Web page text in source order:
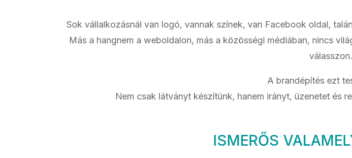
Sok vállalkozásnál van logó, vannak színek, van Facebook oldal,
Más a hangnem a weboldalon, más a közösségi médiában, nincs
válasszon.
A brandépítés ezt
Nem csak látványt készítünk, hanem irányt, üzenetet és
ISMERŐS